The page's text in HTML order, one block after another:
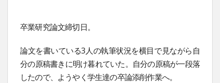
卒業研究論文締切日。
論文を書いている3人の執筆状況を横目で見ながら自
分の原稿書きに明け暮れていた。自分の原稿が一段落
したので、ようやく学生達の卒論添削作業へ。